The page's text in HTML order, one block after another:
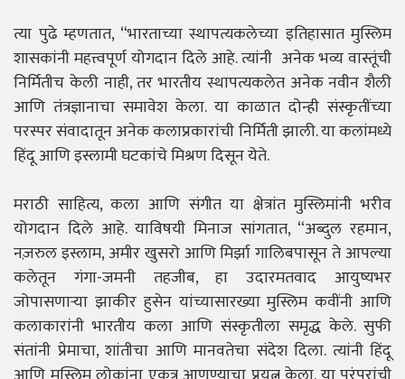
त्या पुढे म्हणतात, “भारताच्या स्थापत्यकलेच्या इतिहासात मुस्लिम
शासकांनी महत्त्वपूर्ण योगदान दिले आहे. त्यांनी अनेक भव्य वास्तूंची
निर्मितीच केली नाही, तर भारतीय स्थापत्यकलेत अनेक नवीन शैली
आणि तंत्रज्ञानाचा समावेश केला. या काळात दोन्ही संस्कृतींच्या
परस्पर संवादातून अनेक कलाप्रकारांची निर्मिती झाली. या कलांमध्ये
हिंदू आणि इस्लामी घटकांचे मिश्रण दिसून येते.
मराठी साहित्य, कला आणि संगीत या क्षेत्रांत मुस्लिमांनी भरीव
योगदान दिले आहे. याविषयी मिनाज सांगतात, “अब्दुल रहमान,
नज़रुल इस्लाम, अमीर खुसरो आणि मिर्झा गालिबपासून ते आपल्या
कलेतून गंगा-जमनी तहजीब, हा उदारमतवाद आयुष्यभर
जोपासणाऱ्या झाकीर हुसेन यांच्यासारख्या मुस्लिम कवींनी आणि
कलाकारांनी भारतीय कला आणि संस्कृतीला समृद्ध केले. सुफी
संतांनी प्रेमाचा, शांतीचा आणि मानवतेचा संदेश दिला. त्यांनी हिंदू